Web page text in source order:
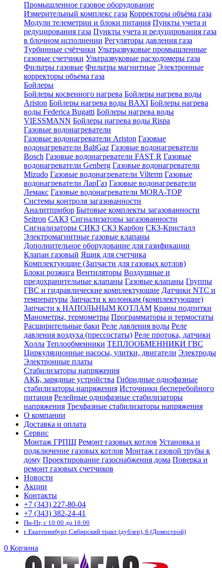
Промышленное газовое оборудование
Измерительный комплекс газа Корректоры объёма газа
Модули телеметрии и блоки питания Пункты учета и
редуцирования газа Пункты учета и редуцирования газа
в блочном исполнении Регуляторы давления газа
Турбинные счётчики Ультразвуковые промышленные
газовые счетчики Ультразвуковые расходомеры газа
Фильтры газовые Фильтры магнитные Электронные
корректоры объема газа
Бойлеры
Бойлеры косвенного нагрева Бойлеры нагрева воды
Ariston Бойлеры нагрева воды BAXI Бойлеры нагрева
воды Federica Bugatti Бойлеры нагрева воды
VIESSMANN Бойлеры нагрева воды Rispa
Газовые водонагреватели
Газовые водонагреватели Ariston Газовые
водонагреватели BaltGaz Газовые водонагреватели
Bosch Газовые водонагреватели FAST R Газовые
водонагреватели Genberg Газовые водонагреватели
Mizudo Газовые водонагреватели Vilterm Газовые
водонагреватели ЛарГаз Газовые водонагреватели
Лемакс Газовые водонагреватели MORA-TOP
Системы контроля загазованности
Аналитприбор Бытовые комплекты загазованности
Seitron САКЗ Сигнализаторы загазованности
Сигнализаторы СИКЗ СКЗ Карбон СКЗ-Кристалл
Электромагнитные газовые клапаны
Дополнительное оборудование для газификации
Клапан газовый Ящик для счетчика
Комплектующие (Запчасти для газовых котлов)
Блоки розжига Вентиляторы Воздушные и
предохранительные клапаны Газовые клапаны Группы
ГВС и гидравлические комплектующие Датчики NTC и
температуры Запчасти к колонкам (комплектующие)
Запчасти к НАПОЛЬНЫМ КОТЛАМ Краны подпитки
Манометры, термометры Программаторы и термостаты
Расширительные баки Реле давления воды Реле
давления воздуха (прессостаты) Реле протока, датчики
Холла Теплообменники ТЕПЛООБМЕННИКИ ГВС
Циркуляционные насосы, улитки, двигатели Электроды
Электронные платы
Стабилизаторы напряжения
АКБ, зарядные устройства Гибридные однофазные
стабилизаторы напряжения Источники бесперебойного
питания Релейные однофазные стабилизаторы
напряжения Трехфазные стабилизаторы напряжения
О компании
Доставка и оплата
Сервис
Монтаж ГРПШ Ремонт газовых котлов Установка и
подключение газовых котлов Монтаж газовой трубы к
дому Проектирование газоснабжения дома Поверка и
ремонт газовых счетчиков
Новости
Акции
Контакты
+7 (343) 227-80-04
+7 (343) 382-24-41
Пн-Пт, с 10:00 до 18:00
г. Екатеринбург, Сибирский тракт (дублер), 6 (Домострой)
0 Корзина